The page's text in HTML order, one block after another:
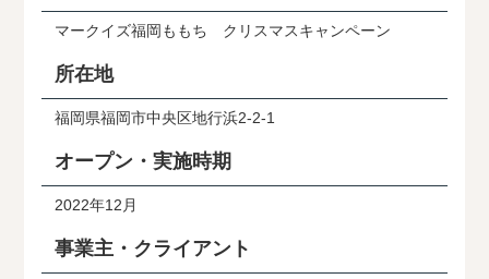
マークイズ福岡ももち クリスマスキャンペーン
所在地
福岡県福岡市中央区地行浜2-2-1
オープン・実施時期
2022年12月
事業主・クライアント